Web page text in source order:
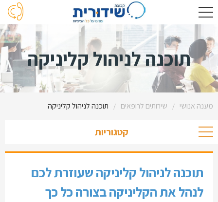
תוכנה לניהול קליניקה
מענה אנושי / שירותים לרופאים / תוכנה לניהול קליניקה
קטגוריות
תוכנה לניהול קליניקה שעוזרת לכם
לנהל את הקליניקה בצורה כל כך